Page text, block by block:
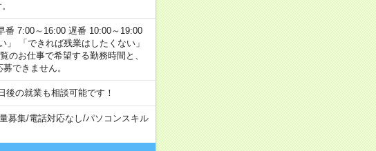
番 7:00～16:00 遅番 10:00～19:00
」 「できれば残業はしたくない」
お仕事で希望する勤務時間と、
できません。
の就業も相談可能です！
募集/電話対応なし/パソコンスキル